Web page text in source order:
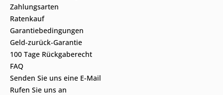
Zahlungsarten
Ratenkauf
Garantiebedingungen
Geld-zurück-Garantie
100 Tage Rückgaberecht
FAQ
Senden Sie uns eine E-Mail
Rufen Sie uns an